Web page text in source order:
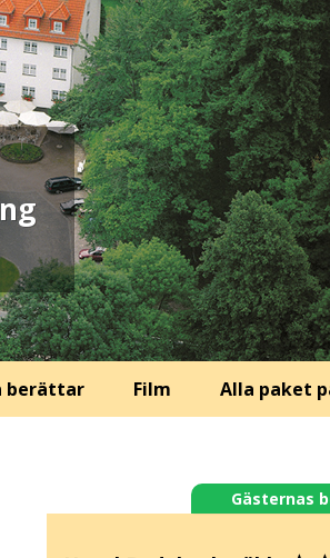
berättar Film Alla paket
Gästernas